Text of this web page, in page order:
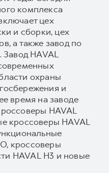
комплекса
цех
и сборки, цех
а также завод по
Завод HAVAL
охраны
и
время на заводе
HAVAL
кроссоверы HAVAL
кроссоверы
HAVAL H3 и новые